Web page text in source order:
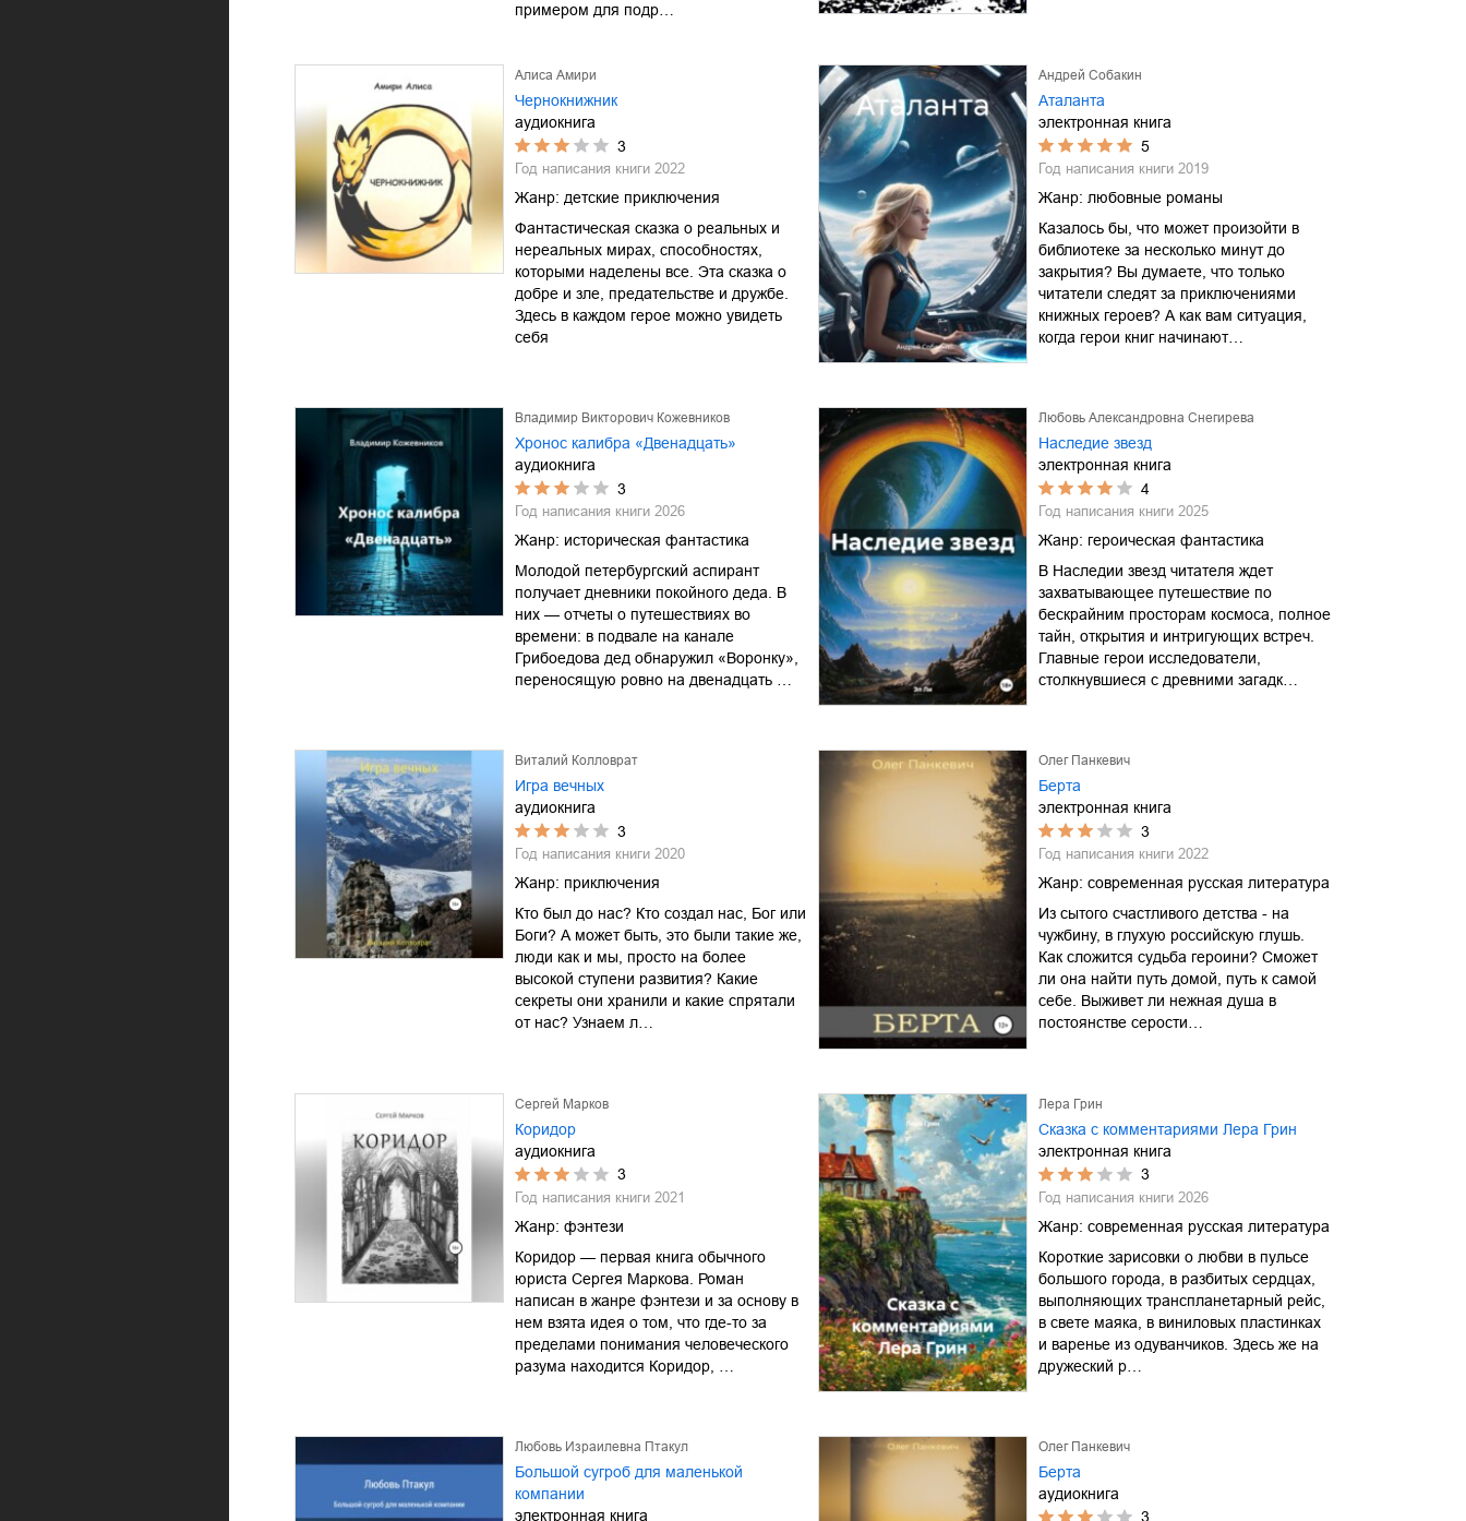
примером для подр…
Алиса Амири
Чернокнижник
аудиокнига
3
Год написания книги 2022
Жанр: детские приключения
Фантастическая сказка о реальных и
нереальных мирах, способностях,
которыми наделены все. Эта сказка о
добре и зле, предательстве и дружбе.
Здесь в каждом герое можно увидеть
себя
Андрей Собакин
Аталанта
электронная книга
5
Год написания книги 2019
Жанр: любовные романы
Казалось бы, что может произойти в
библиотеке за несколько минут до
закрытия? Вы думаете, что только
читатели следят за приключениями
книжных героев? А как вам ситуация,
когда герои книг начинают…
Владимир Викторович Кожевников
Хронос калибра «Двенадцать»
аудиокнига
3
Год написания книги 2026
Жанр: историческая фантастика
Молодой петербургский аспирант
получает дневники покойного деда. В
них — отчеты о путешествиях во
времени: в подвале на канале
Грибоедова дед обнаружил «Воронку»,
переносящую ровно на двенадцать …
Любовь Александровна Снегирева
Наследие звезд
электронная книга
4
Год написания книги 2025
Жанр: героическая фантастика
В Наследии звезд читателя ждет
захватывающее путешествие по
бескрайним просторам космоса, полное
тайн, открытия и интригующих встреч.
Главные герои исследователи,
столкнувшиеся с древними загадк…
Виталий Колловрат
Игра вечных
аудиокнига
3
Год написания книги 2020
Жанр: приключения
Кто был до нас? Кто создал нас, Бог или
Боги? А может быть, это были такие же,
люди как и мы, просто на более
высокой ступени развития? Какие
секреты они хранили и какие спрятали
от нас? Узнаем л…
Олег Панкевич
Берта
электронная книга
3
Год написания книги 2022
Жанр: современная русская литература
Из сытого счастливого детства - на
чужбину, в глухую российскую глушь.
Как сложится судьба героини? Сможет
ли она найти путь домой, путь к самой
себе. Выживет ли нежная душа в
постоянстве серости…
Сергей Марков
Коридор
аудиокнига
3
Год написания книги 2021
Жанр: фэнтези
Коридор — первая книга обычного
юриста Сергея Маркова. Роман
написан в жанре фэнтези и за основу в
нем взята идея о том, что где-то за
пределами понимания человеческого
разума находится Коридор, …
Лера Грин
Сказка с комментариями Лера Грин
электронная книга
3
Год написания книги 2026
Жанр: современная русская литература
Короткие зарисовки о любви в пульсе
большого города, в разбитых сердцах,
выполняющих транспланетарный рейс,
в свете маяка, в виниловых пластинках
и варенье из одуванчиков. Здесь же на
дружеский р…
Любовь Израилевна Птакул
Большой сугроб для маленькой
компании
электронная книга
Олег Панкевич
Берта
аудиокнига
3